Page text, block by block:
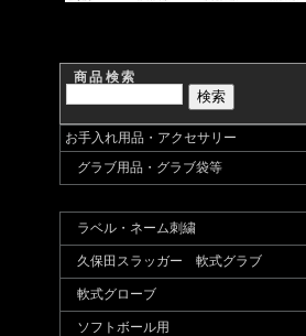
商品検索
お手入れ用品・アクセサリー
グラブ用品・グラブ袋等
ラベル・ネーム刺繍
久保田スラッガー 軟式グラブ
軟式グローブ
ソフトボール用